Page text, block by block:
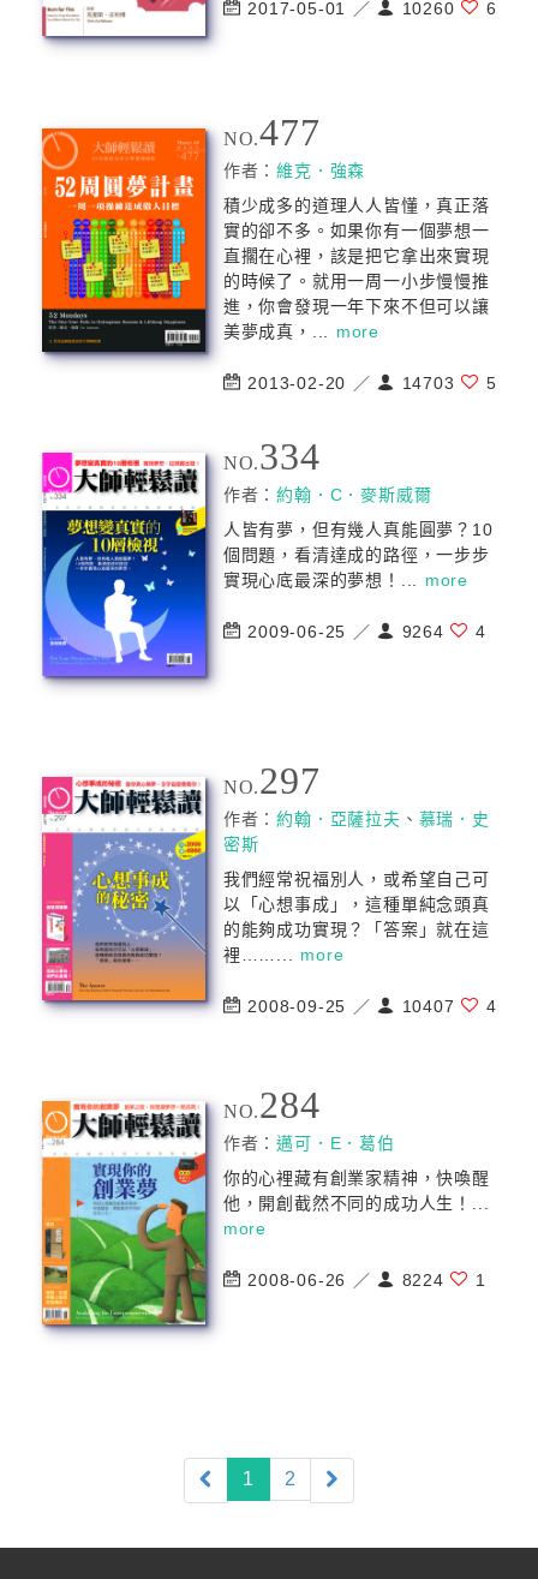
2017-05-01 ／ 10260 6
NO.477
作者：維克．強森
積少成多的道理人人皆懂，真正落
實的卻不多。如果你有一個夢想一
直擱在心裡，該是把它拿出來實現
的時候了。就用一周一小步慢慢推
進，你會發現一年下來不但可以讓
美夢成真，... more
2013-02-20 ／ 14703 5
NO.334
作者：約翰．C．麥斯威爾
人皆有夢，但有幾人真能圓夢？10
個問題，看清達成的路徑，一步步
實現心底最深的夢想！... more
2009-06-25 ／ 9264 4
NO.297
作者：約翰．亞薩拉夫 、 慕瑞．史
密斯
我們經常祝福別人，或希望自己可
以「心想事成」，這種單純念頭真
的能夠成功實現？「答案」就在這
裡……... more
2008-09-25 ／ 10407 4
NO.284
作者：邁可．E．葛伯
你的心裡藏有創業家精神，快喚醒
他，開創截然不同的成功人生！...
more
2008-06-26 ／ 8224 1
1 (current)
2